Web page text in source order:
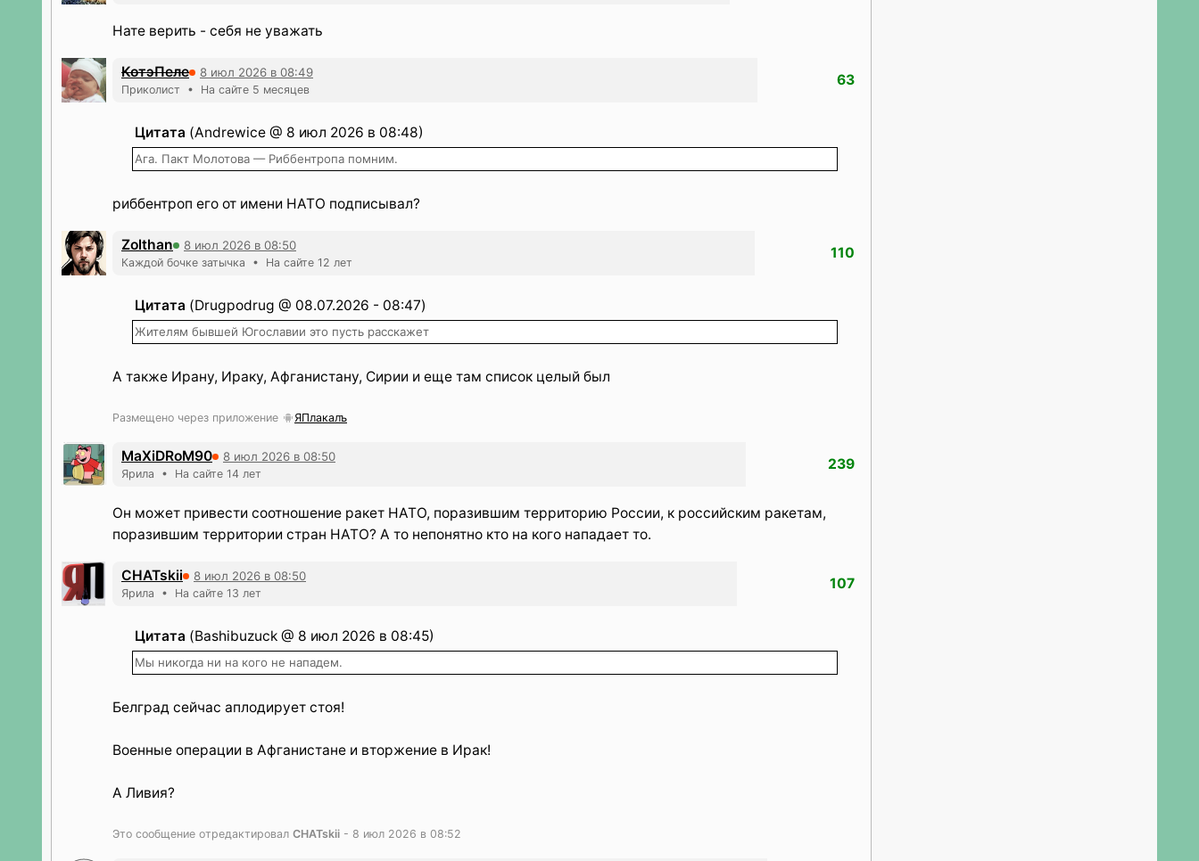
Нате верить - себя не уважать
КотэПеле 8 июл 2026 в 08:49
Приколист • На сайте 5 месяцев
63
Цитата (Andrewice @ 8 июл 2026 в 08:48)
Ага. Пакт Молотова — Риббентропа помним.
риббентроп его от имени НАТО подписывал?
Zolthan 8 июл 2026 в 08:50
Каждой бочке затычка • На сайте 12 лет
110
Цитата (Drugpodrug @ 08.07.2026 - 08:47)
Жителям бывшей Югославии это пусть расскажет
А также Ирану, Ираку, Афганистану, Сирии и еще там список целый был
Размещено через приложение ЯПлакалъ
MaXiDRoM90 8 июл 2026 в 08:50
Ярила • На сайте 14 лет
239
Он может привести соотношение ракет НАТО, поразившим территорию России, к российским ракетам,
поразившим территории стран НАТО? А то непонятно кто на кого нападает то.
CHATskii 8 июл 2026 в 08:50
Ярила • На сайте 13 лет
107
Цитата (Bashibuzuck @ 8 июл 2026 в 08:45)
Мы никогда ни на кого не нападем.
Белград сейчас аплодирует стоя!
Военные операции в Афганистане и вторжение в Ирак!
А Ливия?
Это сообщение отредактировал CHATskii - 8 июл 2026 в 08:52